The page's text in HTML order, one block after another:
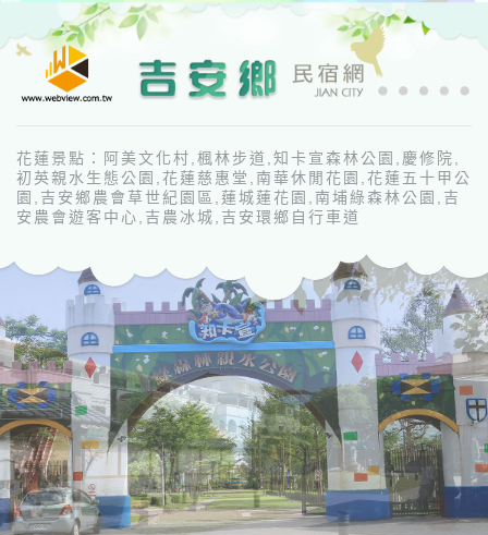
花蓮景點：阿美文化村,楓林步道,知卡宣森林公園,慶修院,
初英親水生態公園,花蓮慈惠堂,南華休閒花園,花蓮五十甲公
園,吉安鄉農會草世紀園區,蓮城蓮花園,南埔綠森林公園,吉
安農會遊客中心,吉農冰城,吉安環鄉自行車道